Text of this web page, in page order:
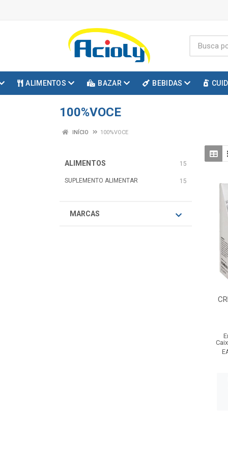
ALIMENTOS BAZAR BEBIDAS
100%VOCE
INÍCIO 100%VOCE
ALIMENTOS 15
SUPLEMENTO ALIMENTAR 15
MARCAS